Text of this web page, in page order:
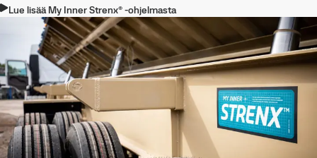
Lue lisää My Inner Strenx® -ohjelmasta